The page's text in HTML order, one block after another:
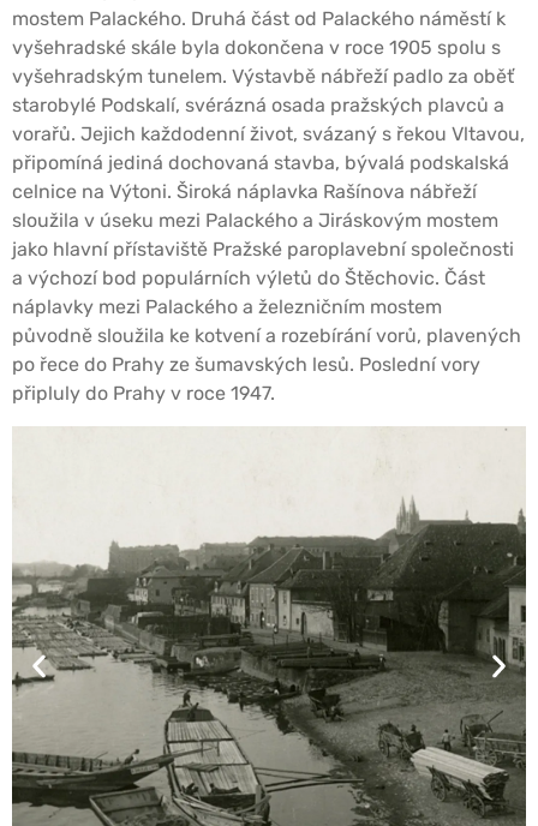
mostem Palackého. Druhá část od Palackého náměstí k
vyšehradské skále byla dokončena v roce 1905 spolu s
vyšehradským tunelem. Výstavbě nábřeží padlo za oběť
starobylé Podskalí, svérázná osada pražských plavců a
vorařů. Jejich každodenní život, svázaný s řekou Vltavou,
připomíná jediná dochovaná stavba, bývalá podskalská
celnice na Výtoni. Široká náplavka Rašínova nábřeží
sloužila v úseku mezi Palackého a Jiráskovým mostem
jako hlavní přístaviště Pražské paroplavební společnosti
a výchozí bod populárních výletů do Štěchovic. Část
náplavky mezi Palackého a železničním mostem
původně sloužila ke kotvení a rozebírání vorů, plavených
po řece do Prahy ze šumavských lesů. Poslední vory
připluly do Prahy v roce 1947.